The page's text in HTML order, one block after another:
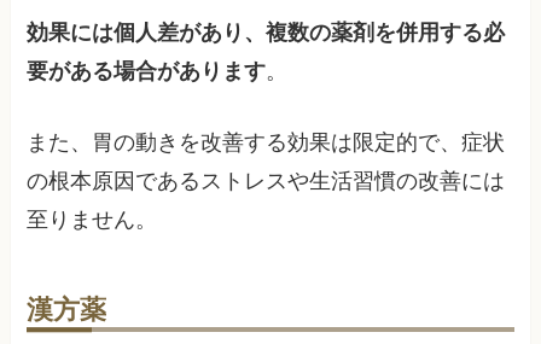
効果には個人差があり、複数の薬剤を併用する必
要がある場合があります。
また、胃の動きを改善する効果は限定的で、症状
の根本原因であるストレスや生活習慣の改善には
至りません。
漢方薬